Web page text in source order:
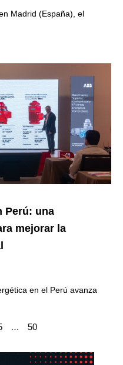
Madrid (España), el
Perú: una
mejorar la
en el Perú avanza
… 50